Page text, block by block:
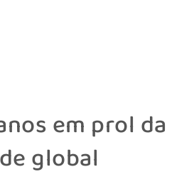
em prol da
global